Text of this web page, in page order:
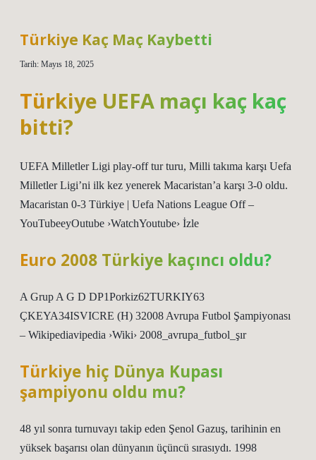
Türkiye Kaç Maç Kaybetti
Tarih: Mayıs 18, 2025
Türkiye UEFA maçı kaç kaç
bitti?
UEFA Milletler Ligi play-off tur turu, Milli takıma karşı Uefa
Milletler Ligi’ni ilk kez yenerek Macaristan’a karşı 3-0 oldu.
Macaristan 0-3 Türkiye | Uefa Nations League Off –
YouTubeeyOutube ›WatchYoutube› İzle
Euro 2008 Türkiye kaçıncı oldu?
A Grup A G D DP1Porkiz62TURKIY63
ÇKEYA34ISVICRE (H) 32008 Avrupa Futbol Şampiyonası
– Wikipediavipedia ›Wiki› 2008_avrupa_futbol_şır
Türkiye hiç Dünya Kupası
şampiyonu oldu mu?
48 yıl sonra turnuvayı takip eden Şenol Gazuş, tarihinin en
yüksek başarısı olan dünyanın üçüncü sırasıydı. 1998